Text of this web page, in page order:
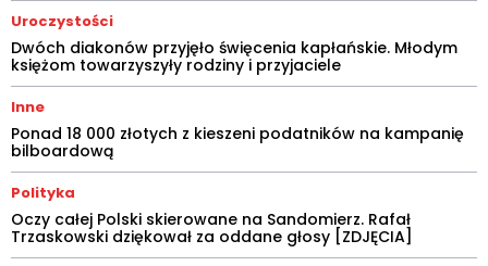
Uroczystości
Dwóch diakonów przyjęło święcenia kapłańskie. Młodym
księżom towarzyszyły rodziny i przyjaciele
Inne
Ponad 18 000 złotych z kieszeni podatników na kampanię
bilboardową
Polityka
Oczy całej Polski skierowane na Sandomierz. Rafał
Trzaskowski dziękował za oddane głosy [ZDJĘCIA]